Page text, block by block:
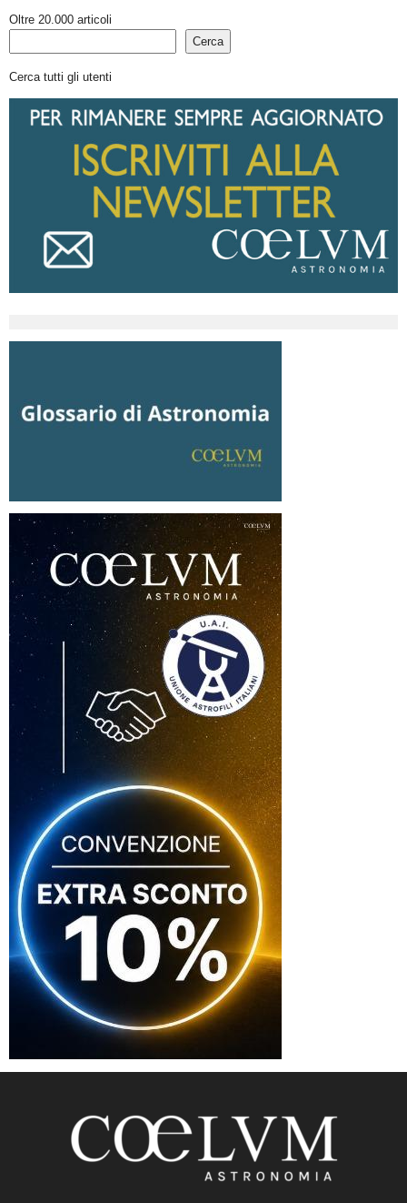
Oltre 20.000 articoli
Cerca
Cerca tutti gli utenti